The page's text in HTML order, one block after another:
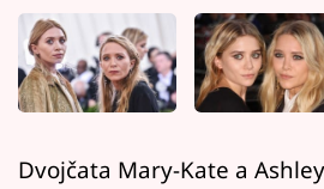
Pořady
Mámy sobě
Dvojčata Mary-Kate a